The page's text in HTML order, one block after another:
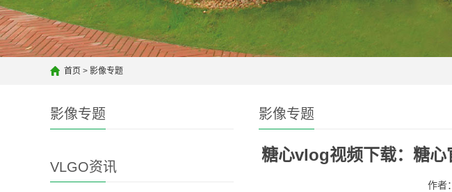
首页 > 影像专题
影像专题
VLGO资讯
影像专题
糖心vlog视频下载：糖心
作者